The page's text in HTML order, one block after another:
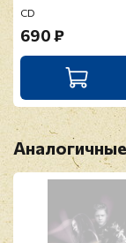
Перед
CD
690 ₽